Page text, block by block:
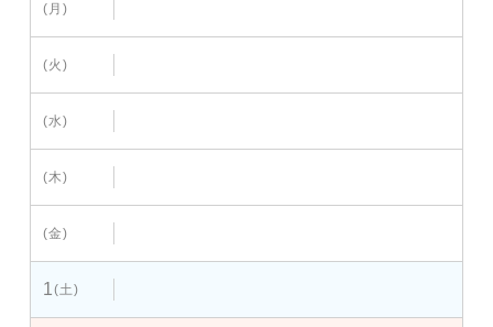
(月)
(火)
(水)
(木)
(金)
1(土)